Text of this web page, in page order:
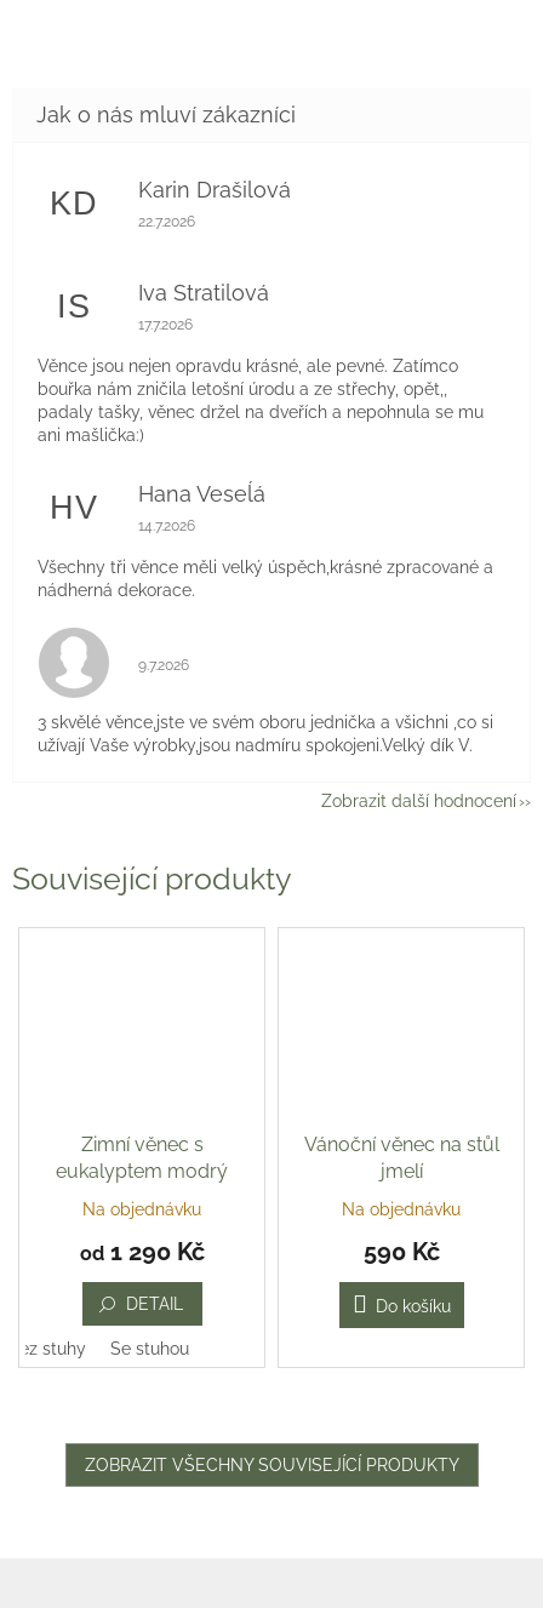
Související produkty
Zimní věnec s
eukalyptem modrý
Na objednávku
od1 290 Kč
DETAIL
Bez stuhy Se stuhou
Vánoční věnec na stůl
jmelí
Průměrné
hvězdiček.
Na objednávku
590 Kč
Do košíku
ZOBRAZIT VŠECHNY SOUVISEJÍCÍ PRODUKTY
KD Karin Drašilová
Hodnocení obchodu je 5 z 5 hvězdiček.
22.7.2026
IS Iva Stratilová
Hodnocení obchodu je 5 z 5 hvězdiček.
17.7.2026
Věnce jsou nejen opravdu krásné, ale pevné. Zatímco
bouřka nám zničila letošní úrodu a ze střechy, opět,,
padaly tašky, věnec držel na dveřích a nepohnula se mu
ani mašlička:)
HV Hana Veseĺá
Hodnocení obchodu je 5 z 5 hvězdiček.
14.7.2026
Všechny tři věnce měli velký úspěch,krásné zpracované a
nádherná dekorace.
Hodnocení obchodu je 5 z 5 hvězdiček.
9.7.2026
3 skvělé věnce,jste ve svém oboru jednička a všichni ,co si
užívají Vaše výrobky,jsou nadmíru spokojeni.Velký dík V.
Zobrazit další hodnocení